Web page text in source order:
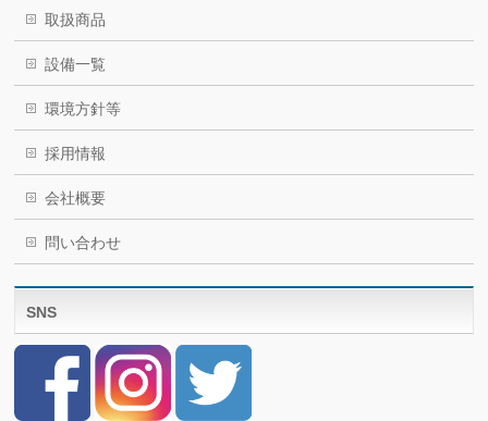
取扱商品
設備一覧
環境方針等
採用情報
会社概要
問い合わせ
SNS